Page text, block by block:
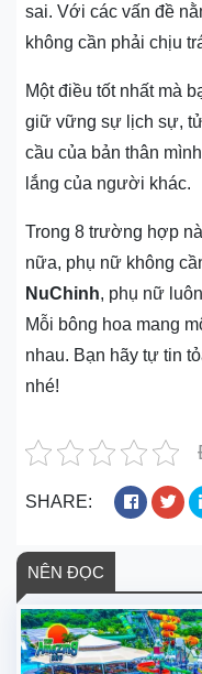
sai. Với các vấn đề
không cần phải chịu
Một điều tốt nhất mà
giữ vững sự lịch sự,
cầu của bản thân
lắng của người khác.
Trong 8 trường hợp
nữa, phụ nữ không
NuChinh, phụ nữ
Mỗi bông hoa mang
nhau. Bạn hãy tự tin
nhé!
SHARE:
NÊN ĐỌC